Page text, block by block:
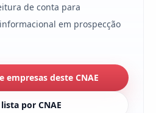
de conta para
em prospecção
empresas deste CNAE
por CNAE